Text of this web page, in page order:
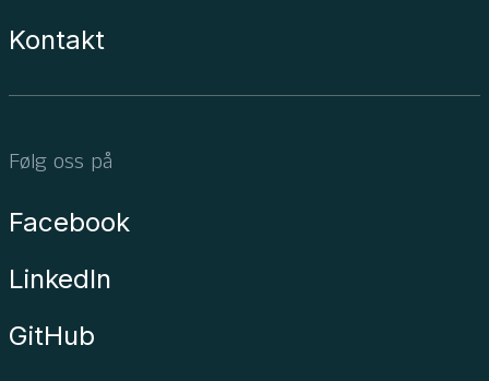
Kontakt
Følg oss på
Facebook
LinkedIn
GitHub